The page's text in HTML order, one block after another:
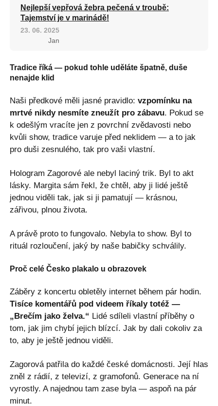
Nejlepší vepřová žebra pečená v troubě:
Tajemství je v marinádě!
23. 06. 2025
Jan
Tradice říká — pokud tohle uděláte špatně, duše
nenajde klid
Naši předkové měli jasné pravidlo: vzpomínku na
mrtvé nikdy nesmíte zneužít pro zábavu. Pokud se
k odešlým vracíte jen z povrchní zvědavosti nebo
kvůli show, tradice varuje před neklidem — a to jak
pro duši zesnulého, tak pro vaši vlastní.
Hologram Zagorové ale nebyl laciný trik. Byl to akt
lásky. Margita sám řekl, že chtěl, aby ji lidé ještě
jednou viděli tak, jak si ji pamatují — krásnou,
zářivou, plnou života.
A právě proto to fungovalo. Nebyla to show. Byl to
rituál rozloučení, jaký by naše babičky schválily.
Proč celé Česko plakalo u obrazovek
Záběry z koncertu obletěly internet během pár hodin.
Tisíce komentářů pod videem říkaly totéž —
„Brečím jako želva.“ Lidé sdíleli vlastní příběhy o
tom, jak jim chybí jejich blízcí. Jak by dali cokoliv za
to, aby je ještě jednou viděli.
Zagorová patřila do každé české domácnosti. Její hlas
zněl z rádií, z televizí, z gramofonů. Generace na ní
vyrostly. A najednou tam zase byla — aspoň na pár
minut.